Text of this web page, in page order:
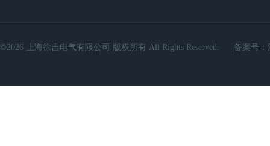
©2026 上海徐吉电气有限公司 版权所有 All Rights Reserved. 备案号：